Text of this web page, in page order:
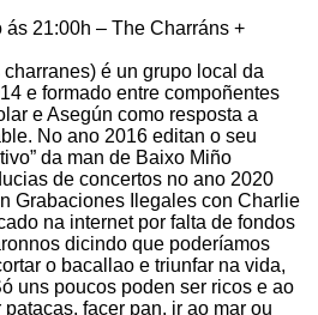
21:00h – The Charráns +
é un grupo local da
e formado entre compoñentes
e Asegún como resposta a
No ano 2016 editan o seu
da man de Baixo Miño
de concertos no ano 2020
Grabaciones Ilegales con Charlie
na internet por falta de fondos
dicindo que poderíamos
o bacallao e triunfar na vida,
uns poucos poden ser ricos e ao
facer pan, ir ao mar ou